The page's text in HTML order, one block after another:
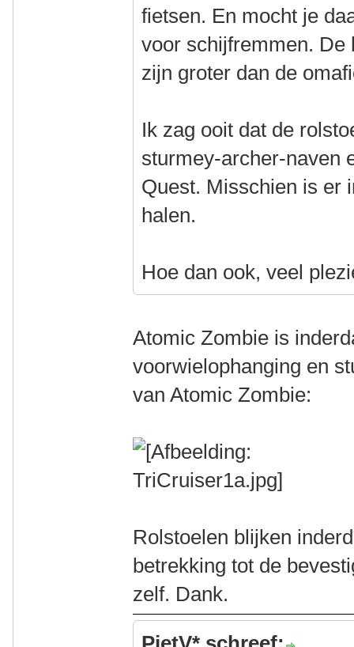
fietsen. En mocht je
voor schijfremmen. De
zijn groter dan de
Ik zag ooit dat de
sturmey-archer-naven
Quest. Misschien is er
halen.
Hoe dan ook, veel
Atomic Zombie is
voorwielophanging en
van Atomic Zombie:
Rolstoelen blijken
betrekking tot de
zelf. Dank.